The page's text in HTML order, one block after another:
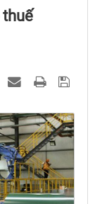
thuế